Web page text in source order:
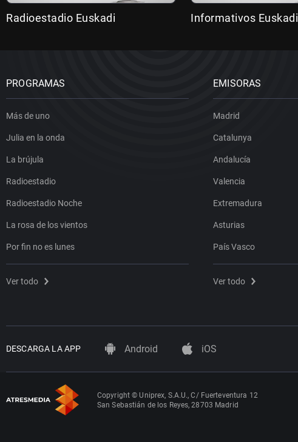
Radioestadio Euskadi Informativos Euskadi
PROGRAMAS
Más de uno
Julia en la onda
La brújula
Radioestadio
Radioestadio Noche
La rosa de los vientos
Por fin no es lunes
Ver todo
EMISORAS
Madrid
Catalunya
Andalucía
Valencia
Extremadura
Asturias
País Vasco
Ver todo
DESCARGA LA APP Android iOS
Copyright © Uniprex, S.A.U., C/ Fuerteventura 12
San Sebastián de los Reyes, 28703 Madrid